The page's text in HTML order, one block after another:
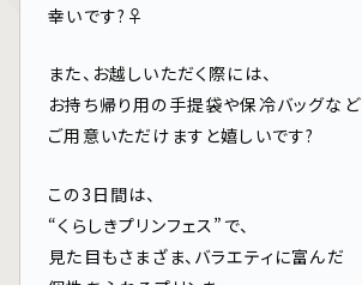
幸いです?‍♀️
また、お越しいただく際には、
お持ち帰り用の手提袋や保冷バッグなど
ご用意いただけますと嬉しいです?
この3日間は、
“くらしきプリンフェス”で、
見た目もさまざま、バラエティに富んだ